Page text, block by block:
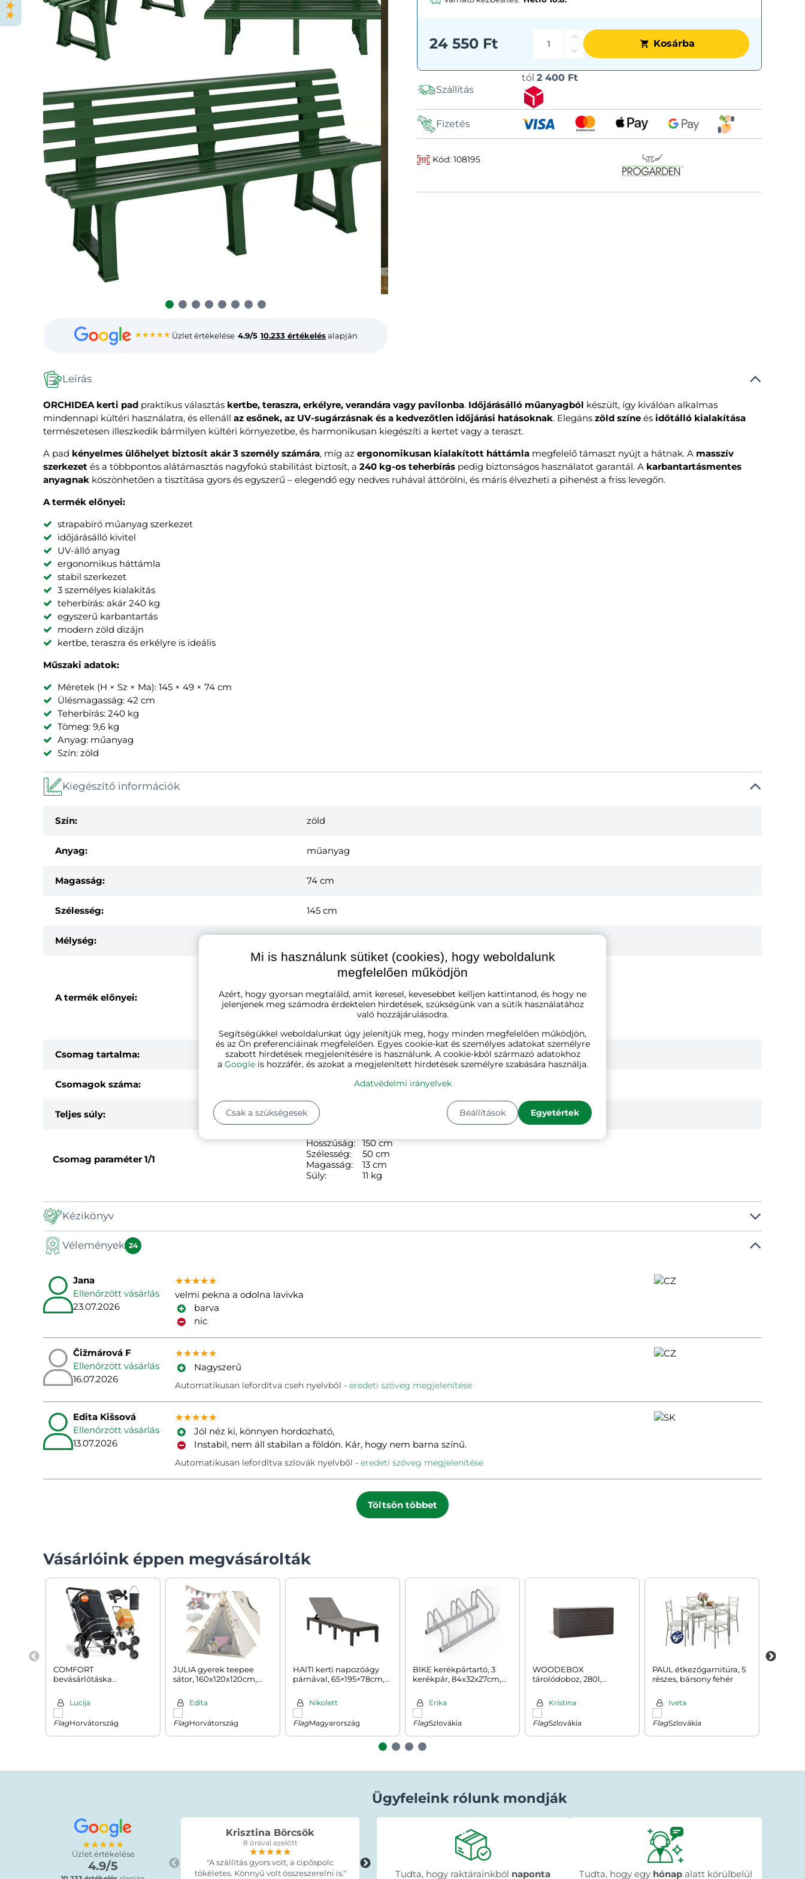
★★★★★ Üzlet értékelése 4.9/5 10.233 értékelésalapján
24 550 Ft Kosárba
Szállítás
tól2 400 Ft
Fizetés
Kód: 108195
Leírás
ORCHIDEA kerti pad praktikus választás kertbe, teraszra, erkélyre, verandára vagy pavilonba. Időjárásálló műanyagból készült, így kiválóan alkalmas
mindennapi kültéri használatra, és ellenáll az esőnek, az UV-sugárzásnak és a kedvezőtlen időjárási hatásoknak. Elegáns zöld színe és időtálló kialakítása
természetesen illeszkedik bármilyen kültéri környezetbe, és harmonikusan kiegészíti a kertet vagy a teraszt.
A pad kényelmes ülőhelyet biztosít akár 3 személy számára, míg az ergonomikusan kialakított háttámla megfelelő támaszt nyújt a hátnak. A masszív
szerkezet és a többpontos alátámasztás nagyfokú stabilitást biztosít, a 240 kg-os teherbírás pedig biztonságos használatot garantál. A karbantartásmentes
anyagnak köszönhetően a tisztítása gyors és egyszerű – elegendő egy nedves ruhával áttörölni, és máris élvezheti a pihenést a friss levegőn.
A termék előnyei:
strapabíró műanyag szerkezet
időjárásálló kivitel
UV-álló anyag
ergonomikus háttámla
stabil szerkezet
3 személyes kialakítás
teherbírás: akár 240 kg
egyszerű karbantartás
modern zöld dizájn
kertbe, teraszra és erkélyre is ideális
Műszaki adatok:
Méretek (H × Sz × Ma): 145 × 49 × 74 cm
Ülésmagasság: 42 cm
Teherbírás: 240 kg
Tömeg: 9,6 kg
Anyag: műanyag
Szín: zöld
Kiegészítő információk
Szín: zöld
Anyag: műanyag
Magasság: 74 cm
Szélesség: 145 cm
Mélység:
A termék előnyei:
trvanlivá umelá hmota odolná voči poveternostným vplyvom
ergonomický tvar pre pohodlné sedenie
nadčasový dizajn
viacero nôh zvyšuje stabilitu
ľahko sa čistí
Csomag tartalma: 1 x záhradná lavica Orchidea
Csomagok száma:
Teljes súly: 11 Kg
Csomag paraméter1/1
Hosszúság:
150 cm
Szélesség:
50 cm
Magasság:
13 cm
Súly:
11 kg
Kézikönyv
Manual
Vélemények 24
Jana
Ellenőrzött vásárlás
23.07.2026
★★★★★
★★★★★
★★★★★
velmi pekna a odolna lavivka
barva
nic
Čižmárová F
Ellenőrzött vásárlás
16.07.2026
★★★★★
★★★★★
★★★★★
Nagyszerű
Automatikusan lefordítva cseh nyelvből eredeti szöveg megjelenítése
Edita Kišsová
Ellenőrzött vásárlás
13.07.2026
★★★★★
★★★★★
★★★★★
Jól néz ki, könnyen hordozható,
Instabil, nem áll stabilan a földön. Kár, hogy nem barna színű.
Automatikusan lefordítva szlovák nyelvből eredeti szöveg megjelenítése
Töltsön többet
Vásárlóink éppen megvásárolták
COMFORT
bevásárlótáska
50l, fekete
Lucija
Horvátország
JULIA gyerek teepee
sátor, 160x120x120cm,
Edita
Horvátország
HAITI kerti napozóágy
párnával, 65×195×78cm,
Nikolett
Magyarország
BIKE kerékpártartó, 3
kerékpár, 84x32x27cm,
Erika
Szlovákia
WOODEBOX
tárolódoboz, 280l,
Kristina
Szlovákia
PAUL étkezőgarnitúra, 5
részes, bársony fehér
Iveta
Szlovákia
★★★★★
Üzlet értékelése
4.9/5
Ügyfeleink rólunk mondják
Krisztina Börcsök
8 órával ezelőtt
★★★★★
★★★★★
★★★★★
"A szállítás gyors volt, a cipőspolc
tökéletes. Könnyű volt összeszerelni is."
Erdey Betti
15 órával ezelőtt
★★★★★
★★★★★
★★★★★
"A termék pontosan olyan mint ahogy
leirták, idő elött érkezett, egyszerűen
Béla Horváth
1 nappal ezelőtt
★★★★★
★★★★★
★★★★★
"Gyorsan megérkezett a megrendelt
termék."
Tudta, hogy raktárainkból naponta Tudta, hogy egy hónapalatt körülbelül
Mi is használunk sütiket (cookies), hogy weboldalunk
megfelelően működjön
Azért, hogy gyorsan megtaláld, amit keresel, kevesebbet kelljen kattintanod, és hogy ne
jelenjenek meg számodra érdektelen hirdetések, szükségünk van a sütik használatához
való hozzájárulásodra.
Segítségükkel weboldalunkat úgy jelenítjük meg, hogy minden megfelelően működjön,
és az Ön preferenciáinak megfelelően. Egyes cookie-kat és személyes adatokat személyre
szabott hirdetések megjelenítésére is használunk. A cookie-kból származó adatokhoz
a Googleis hozzáfér, és azokat a megjelenített hirdetések személyre szabására használja.
Adatvédelmi irányelvek
Beállítások Egyetértek
Csak a szükségesek